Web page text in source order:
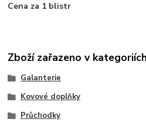
Cena za 1 blistr
Zboží zařazeno v kategoriích
Galanterie
Kovové doplňky
Průchodky